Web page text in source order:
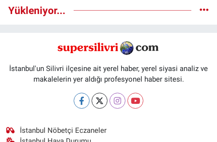
Yükleniyor...
İstanbul'un Silivri ilçesine ait yerel haber, yerel siyasi analiz ve
makalelerin yer aldığı profesyonel haber sitesi.
İstanbul Nöbetçi Eczaneler